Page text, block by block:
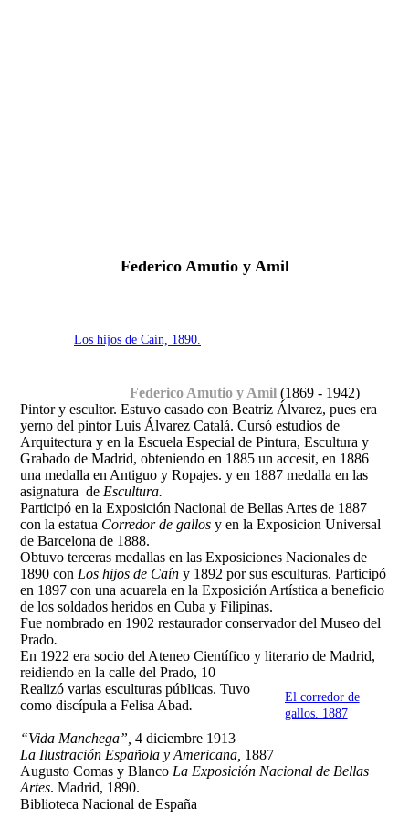
Federico Amutio y Amil
Los hijos de Caín, 1890.
Federico Amutio y Amil(1869 - 1942)
Pintor y escultor. Estuvo casado con Beatriz Álvarez, pues era
yerno del pintor Luis Álvarez Catalá. Cursó estudios de
Arquitectura y en la Escuela Especial de Pintura, Escultura y
Grabado de Madrid, obteniendo en 1885 un accesit, en 1886
una medalla en Antiguo y Ropajes. y en 1887 medalla en las
asignatura de Escultura.
Participó en la Exposición Nacional de Bellas Artes de 1887
con la estatua Corredor de gallos y en la Exposicion Universal
de Barcelona de 1888.
Obtuvo terceras medallas en las Exposiciones Nacionales de
1890 con Los hijos de Caín y 1892 por sus esculturas. Participó
en 1897 con una acuarela en la Exposición Artística a beneficio
de los soldados heridos en Cuba y Filipinas.
Fue nombrado en 1902 restaurador conservador del Museo del
Prado.
En 1922 era socio del Ateneo Científico y literario de Madrid,
reidiendo en la calle del Prado, 10
El corredor de
gallos. 1887
Realizó varias esculturas públicas. Tuvo
como discípula a Felisa Abad.
“Vida Manchega”,4 diciembre 1913
La Ilustración Española y Americana, 1887
Augusto Comas y Blanco La Exposición Nacional de Bellas
Artes. Madrid, 1890.
Biblioteca Nacional de España